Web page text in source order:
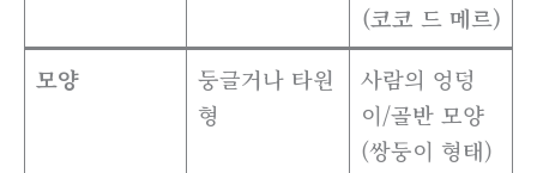
(코코 드 메르)
모양
둥글거나 타원
형
사람의 엉덩
이/골반 모양
(쌍둥이 형태)